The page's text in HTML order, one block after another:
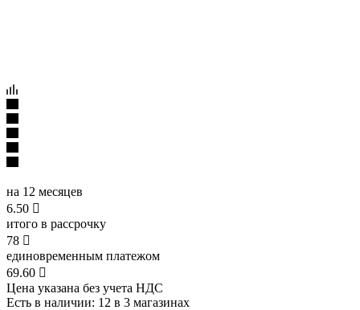
на 12 месяцев
6.50 
итого в рассрочку
78 
единовременным платежом
69.60 
Цена указана без учета НДС
Есть в наличии: 12 в 3 магазинах